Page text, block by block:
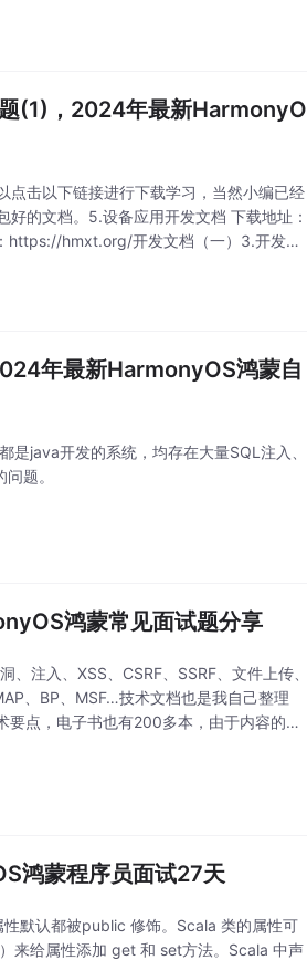
(1)，2024年最新HarmonyO
点击以下链接进行下载学习，当然小编已经
的文档。5.设备应用开发文档 下载地址：
https://hmxt.org/开发文档（一）3.开发文
年最新HarmonyOS鸿蒙自
java开发的系统，均存在大量SQL注入、
题。
鸿蒙常见面试题分享
注入、XSS、CSRF、SSRF、文件上传、
、BP、MSF…技术文档也是我自己整理
要点，电子书也有200多本，由于内容的敏
鸿蒙程序员面试27天
默认都被public 修饰。Scala 类的属性可
来给属性添加 get 和 set方法。Scala 中声